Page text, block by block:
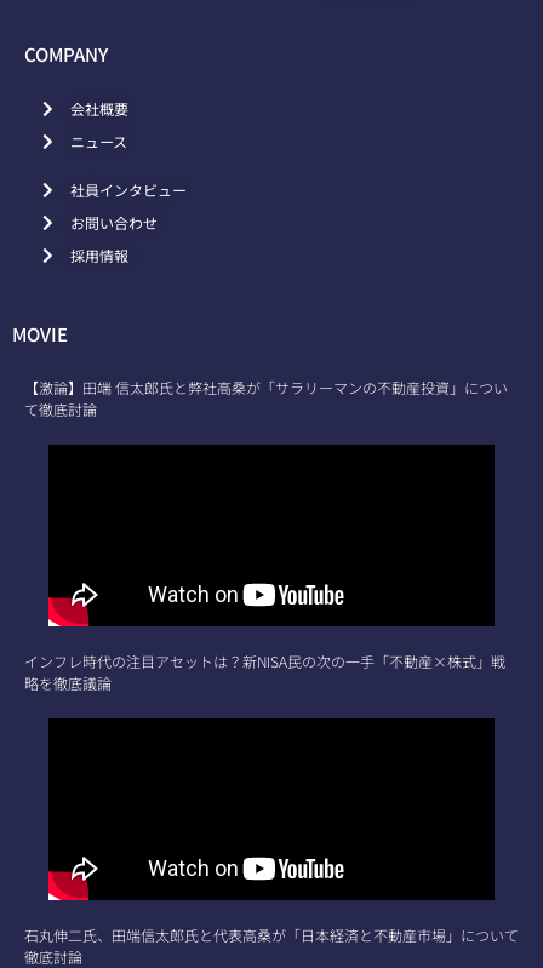
COMPANY
会社概要
ニュース
社員インタビュー
お問い合わせ
採用情報
MOVIE
【激論】田端 信太郎氏と弊社高桑が「サラリーマンの不動産投資」につい
て徹底討論
インフレ時代の注目アセットは？新NISA民の次の一手「不動産×株式」戦
略を徹底議論
石丸伸二氏、田端信太郎氏と代表高桑が「日本経済と不動産市場」について
徹底討論